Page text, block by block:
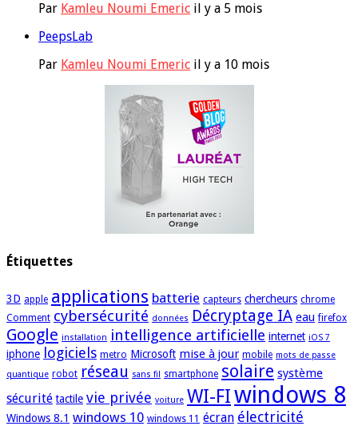
Par Kamleu Noumi Emeric il y a 5 mois
PeepsLab
Par Kamleu Noumi Emeric il y a 10 mois
Étiquettes
3D apple applications batterie capteurs chercheurs chrome
Comment cybersécurité données Décryptage IA eau firefox
Google installation intelligence artificielle internet iOS 7
iphone logiciels metro Microsoft mise à jour mobile mots de passe
quantique robot réseau sans fil smartphone solaire système
sécurité tactile vie privée voiture WI-FIwindows 8
Windows 8.1 windows 10 windows 11 écran électricité